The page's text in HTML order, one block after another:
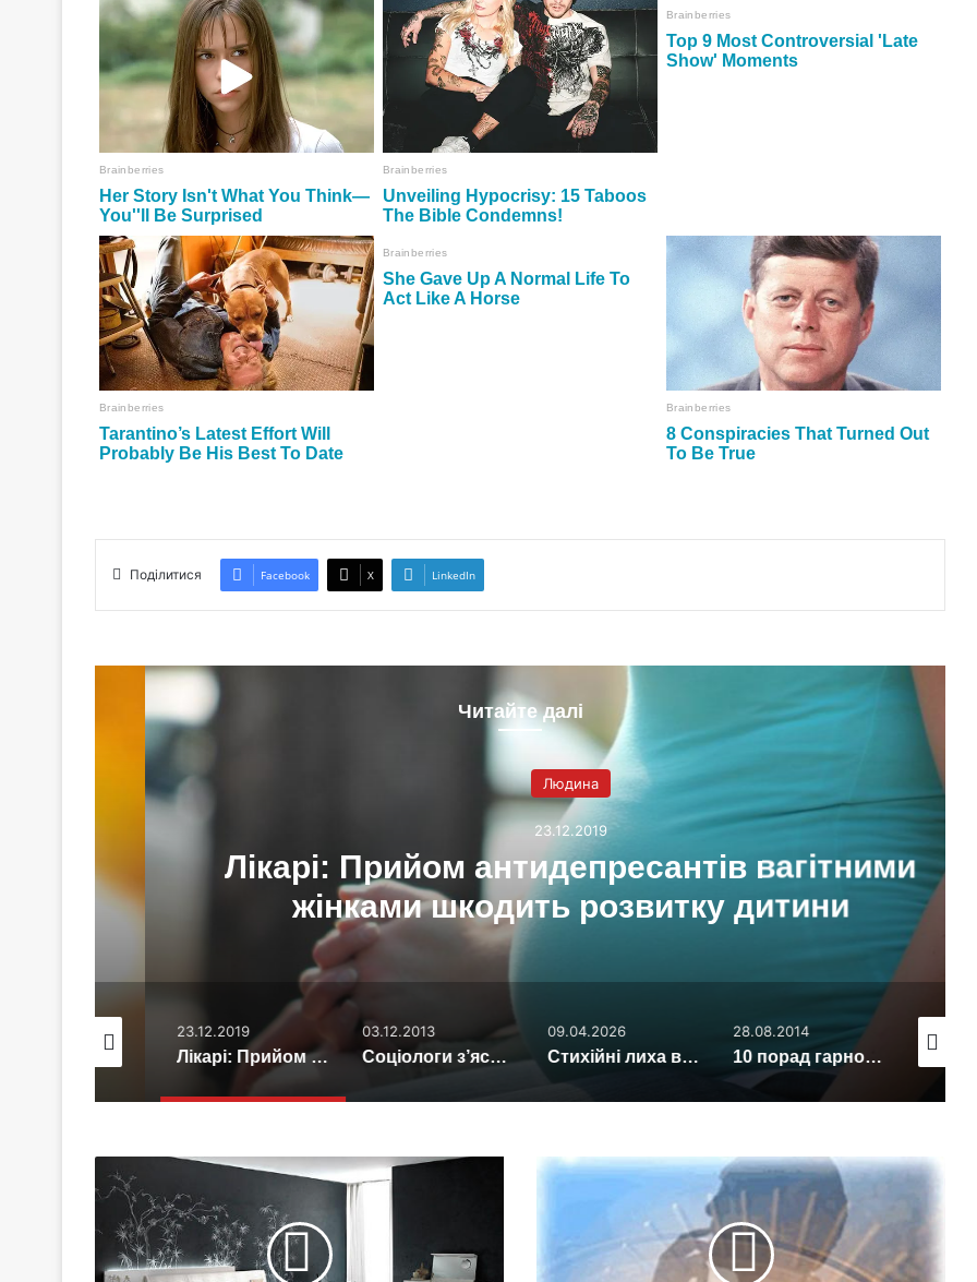
Поділитися Facebook X LinkedIn
Читайте далі
Людина
23.12.2019
Лікарі: Прийом антидепресантів вагітними
жінками шкодить розвитку дитини
23.12.2019
Лікарі: Прийом антидепресантів вагітними жінками шкодить розвитку дитини
03.12.2013
Соціологи з’ясували, в який день тижня жінки виглядають гірше всього
09.04.2026
Стихійні лиха викликають зростання протестів на 69 відсотків
28.08.2014
10 порад гарного настрою
21.11.2013
вибрати
спальню
Вчені
біологічного